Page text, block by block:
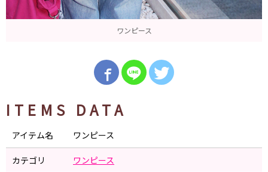
ワンピース
ITEMS DATA
アイテム名 ワンピース
カテゴリ ワンピース